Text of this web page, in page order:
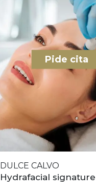
Pide cita
DULCE CALVO
Hydrafacial signature